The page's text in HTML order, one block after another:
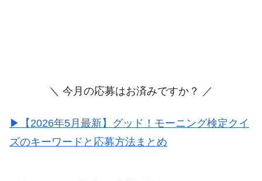
＼ 今月の応募はお済みですか？ ／
▶【2026年5月最新】グッド！モーニング検定クイ
ズのキーワードと応募方法まとめ